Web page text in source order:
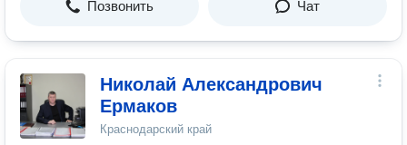
Позвонить Чат
Николай Александрович
Ермаков
Краснодарский край